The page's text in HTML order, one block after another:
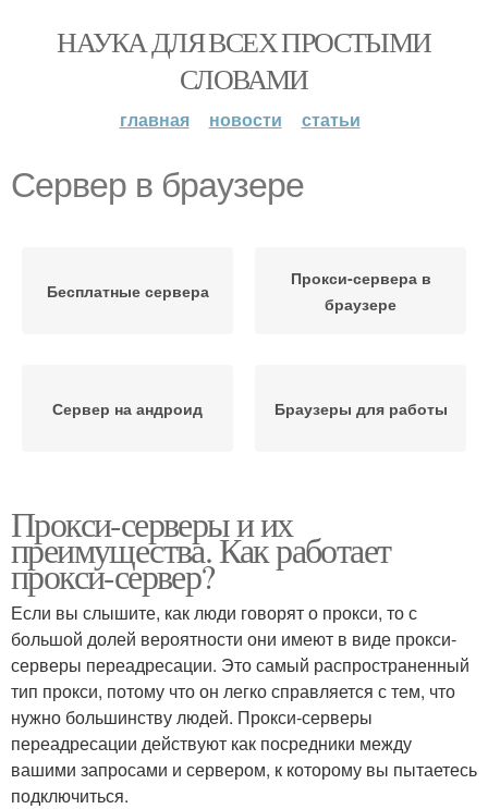
НАУКА ДЛЯ ВСЕХ ПРОСТЫМИ
СЛОВАМИ
главная новости статьи
Сервер в браузере
Бесплатные сервера
Прокси-сервера в
браузере
Сервер на андроид Браузеры для работы
Прокси-серверы и их
преимущества. Как работает
прокси-сервер?
Если вы слышите, как люди говорят о прокси, то с
большой долей вероятности они имеют в виде прокси-
серверы переадресации. Это самый распространенный
тип прокси, потому что он легко справляется с тем, что
нужно большинству людей. Прокси-серверы
переадресации действуют как посредники между
вашими запросами и сервером, к которому вы пытаетесь
подключиться.